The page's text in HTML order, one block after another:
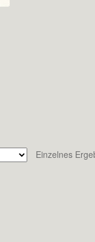
Einzelnes